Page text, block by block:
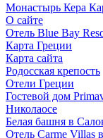
Монастырь Кера
О сайте
Отель Blue Bay
Карта Греции
Карта сайта
Родосская крепость
Отели Греции
Гостевой дом
Николаосе
Белая башня в
Отель Carme Villas